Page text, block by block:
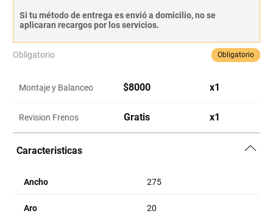
Si tu método de entrega es envió a domicilio, no se
aplicaran recargos por los servicios.
Obligatorio Obligatorio
Montaje y Balanceo $8000 x1
Revision Frenos Gratis x1
Caracteristicas
Ancho 275
Aro 20